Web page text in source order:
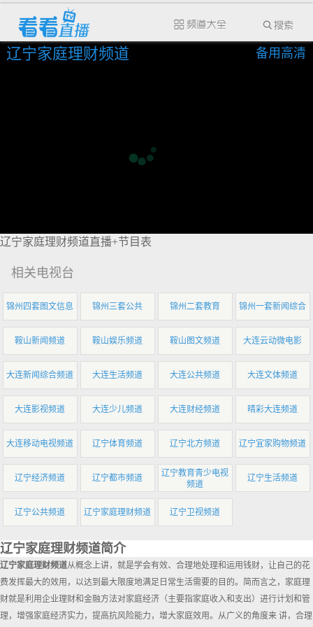
辽宁家庭理财频道 备用高清
辽宁家庭理财频道直播+节目表
相关电视台
锦州四套图文信息 锦州三套公共 锦州二套教育 锦州一套新闻综合
鞍山新闻频道 鞍山娱乐频道 鞍山图文频道 大连云动微电影
大连新闻综合频道 大连生活频道 大连公共频道 大连文体频道
大连影视频道 大连少儿频道 大连财经频道 晴彩大连频道
大连移动电视频道 辽宁体育频道 辽宁北方频道 辽宁宜家购物频道
辽宁经济频道 辽宁都市频道
辽宁教育青少电视
频道
辽宁生活频道
辽宁公共频道 辽宁家庭理财频道 辽宁卫视频道
辽宁家庭理财频道简介
辽宁家庭理财频道从概念上讲，就是学会有效、合理地处理和运用钱财，让自己的花
费发挥最大的效用，以达到最大限度地满足日常生活需要的目的。简而言之，家庭理
财就是利用企业理财和金融方法对家庭经济（主要指家庭收入和支出）进行计划和管
理，增强家庭经济实力，提高抗风险能力，增大家庭效用。从广义的角度来 讲，合理